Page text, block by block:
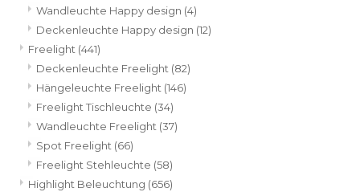
Wandleuchte Happy design (4)
Deckenleuchte Happy design (12)
Freelight (441)
Deckenleuchte Freelight (82)
Hängeleuchte Freelight (146)
Freelight Tischleuchte (34)
Wandleuchte Freelight (37)
Spot Freelight (66)
Freelight Stehleuchte (58)
Highlight Beleuchtung (656)